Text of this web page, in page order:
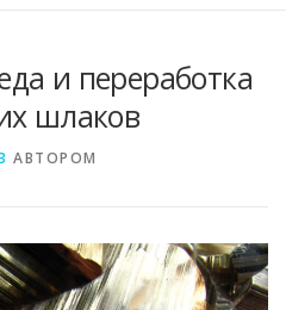
СРЕДА
СОРТА МЕТАЛЛОВ
и переработка
шлаков
АВТОРОМ